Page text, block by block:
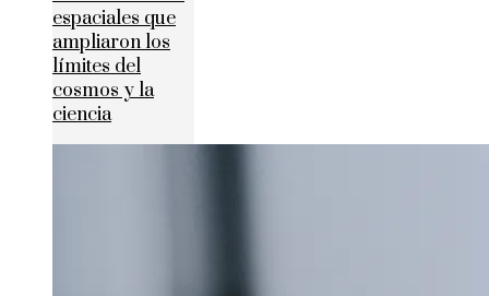
espaciales que
ampliaron los
límites del
cosmos y la
ciencia